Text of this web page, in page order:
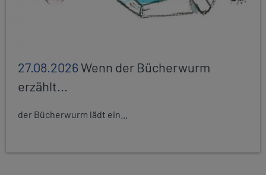
27.08.2026Wenn der Bücherwurm
erzählt...
der Bücherwurm lädt ein...